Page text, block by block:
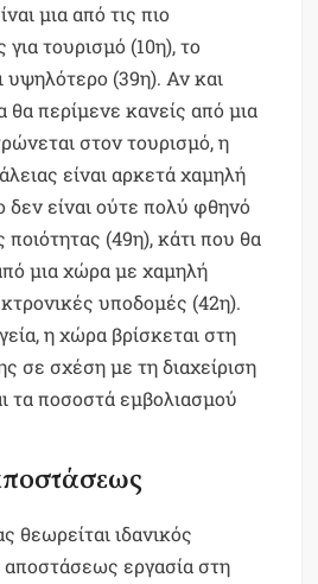
μια από τις πιο
τουρισμό (10η), το
υψηλότερο (39η). Αν και
θα περίμενε κανείς από μια
στον τουρισμό, η
είναι αρκετά χαμηλή
δεν είναι ούτε πολύ φθηνό
(49η), κάτι που θα
μια χώρα με χαμηλή
υποδομές (42η).
η χώρα βρίσκεται στη
σε σχέση με τη διαχείριση
τα ποσοστά εμβολιασμού
ιδανικός
αποστάσεως εργασία στη